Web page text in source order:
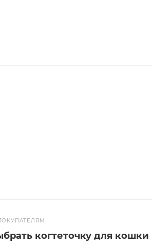
когтеточку для кошки